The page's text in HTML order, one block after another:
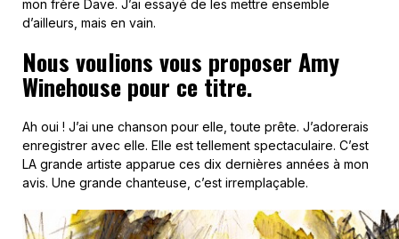
mon frère Dave. J’ai essayé de les mettre ensemble
d’ailleurs, mais en vain.
Nous voulions vous proposer Amy
Winehouse pour ce titre.
Ah oui ! J’ai une chanson pour elle, toute prête. J’adorerais
enregistrer avec elle. Elle est tellement spectaculaire. C’est
LA grande artiste apparue ces dix dernières années à mon
avis. Une grande chanteuse, c’est irremplaçable.